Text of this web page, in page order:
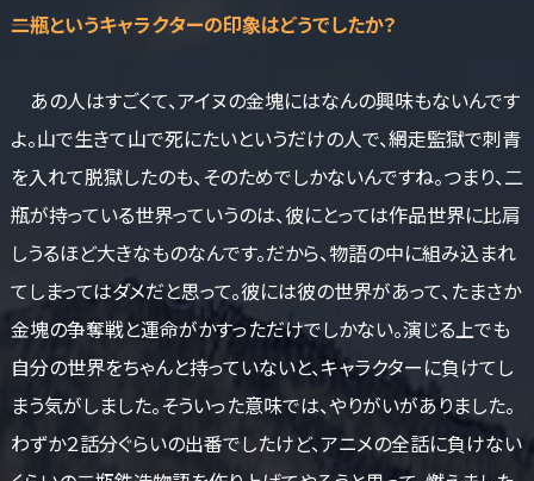
――二瓶というキャラクターの印象はどうでしたか？
あの人はすごくて、アイヌの金塊にはなんの興味もないんです
よ。山で生きて山で死にたいというだけの人で、網走監獄で刺青
を入れて脱獄したのも、そのためでしかないんですね。つまり、二
瓶が持っている世界っていうのは、彼にとっては作品世界に比肩
しうるほど大きなものなんです。だから、物語の中に組み込まれ
てしまってはダメだと思って。彼には彼の世界があって、たまさか
金塊の争奪戦と運命がかすっただけでしかない。演じる上でも
自分の世界をちゃんと持っていないと、キャラクターに負けてし
まう気がしました。そういった意味では、やりがいがありました。
わずか２話分ぐらいの出番でしたけど、アニメの全話に負けない